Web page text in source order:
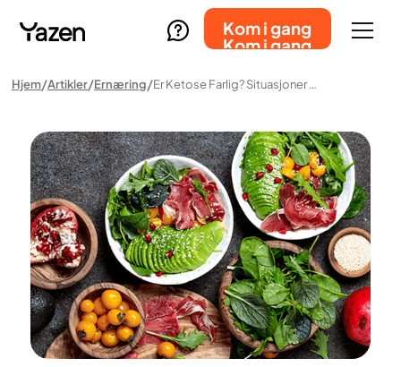
Kom i gang
Kom i gang
Hjem Artikler Ernæring Er Ketose Farlig? Situasjoner Der Ketose Kan Være Risikabelt – Og Ulemper Med Kostholdet